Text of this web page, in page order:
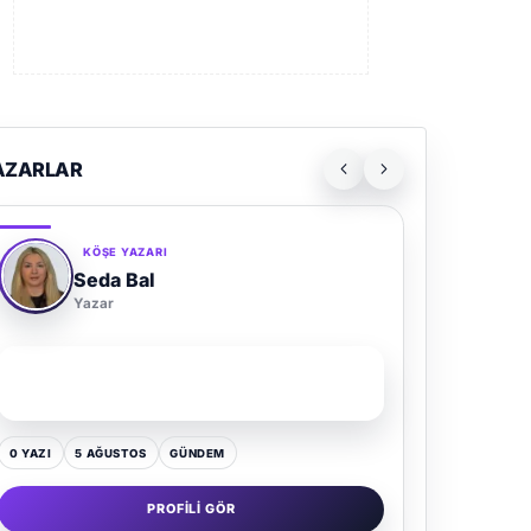
KÖŞE YAZARI
Seda Bal
Yazar
0 YAZI 5 AĞUSTOS GÜNDEM
PROFILI GÖR